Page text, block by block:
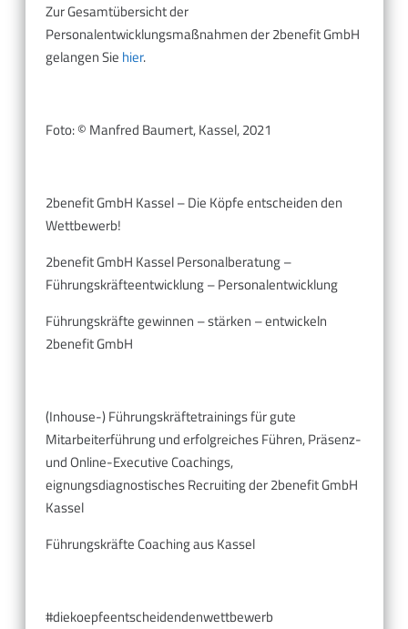
Zur Gesamtübersicht der
Personalentwicklungsmaßnahmen der 2benefit GmbH
gelangen Sie hier.
Foto: © Manfred Baumert, Kassel, 2021
2benefit GmbH Kassel – Die Köpfe entscheiden den
Wettbewerb!
2benefit GmbH Kassel Personalberatung –
Führungskräfteentwicklung – Personalentwicklung
Führungskräfte gewinnen – stärken – entwickeln
2benefit GmbH
(Inhouse-) Führungskräftetrainings für gute
Mitarbeiterführung und erfolgreiches Führen, Präsenz-
und Online-Executive Coachings,
eignungsdiagnostisches Recruiting der 2benefit GmbH
Kassel
Führungskräfte Coaching aus Kassel
#diekoepfeentscheidendenwettbewerb